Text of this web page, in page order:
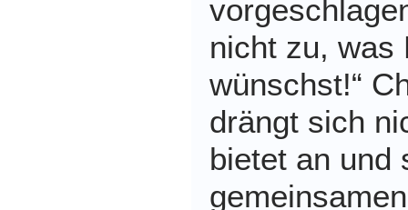
nicht zu, was
wünschst!“
drängt sich
bietet an und